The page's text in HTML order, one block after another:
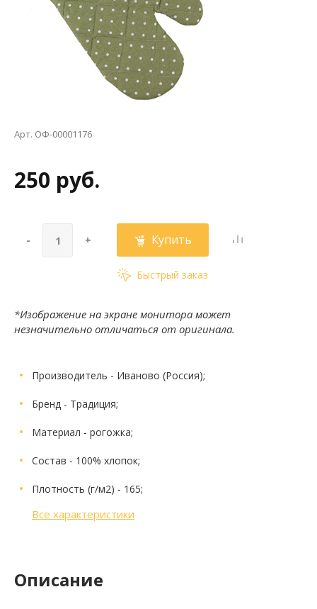
Арт. ОФ-00001176
250 руб.
- + Купить
Быстрый заказ
*Изображение на экране монитора может
незначительно отличаться от оригинала.
Производитель - Иваново (Россия);
Бренд - Традиция;
Материал - рогожка;
Состав - 100% хлопок;
Плотность (г/м2) - 165;
Все характеристики
Описание